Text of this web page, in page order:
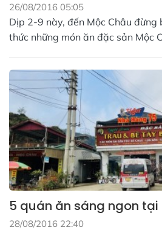
26/08/2016 05:05
Dịp 2-9 này, đến Mộc Châu đừng
thức những món ăn đặc sản Mộc
5 quán ăn sáng ngon tại
28/08/2016 22:40